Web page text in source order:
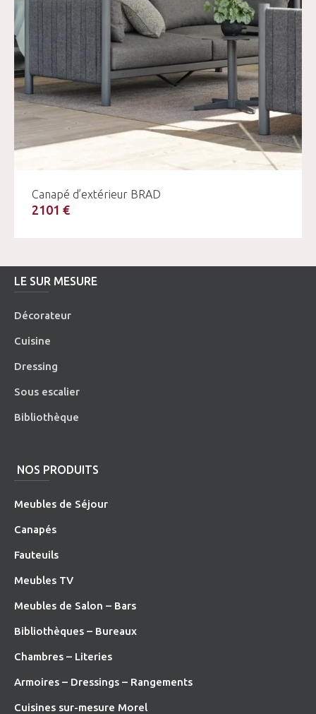
Canapé d’extérieur BRAD
2101 €
LE SUR MESURE
Décorateur
Cuisine
Dressing
Sous escalier
Bibliothèque
NOS PRODUITS
Meubles de Séjour
Canapés
Fauteuils
Meubles TV
Meubles de Salon – Bars
Bibliothèques – Bureaux
Chambres – Literies
Armoires – Dressings – Rangements
Cuisines sur-mesure Morel